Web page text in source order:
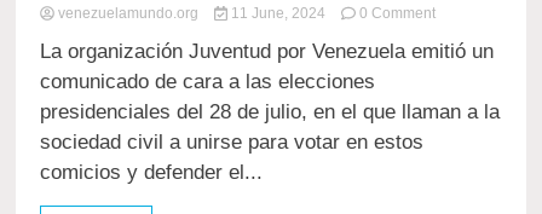
venezuelamundo.org 11 June, 2024 0 Commenton
por
a
La organización Juventud por Venezuela emitió un
comunicado de cara a las elecciones
presidenciales del 28 de julio, en el que llaman a la
sociedad civil a unirse para votar en estos
comicios y defender el...